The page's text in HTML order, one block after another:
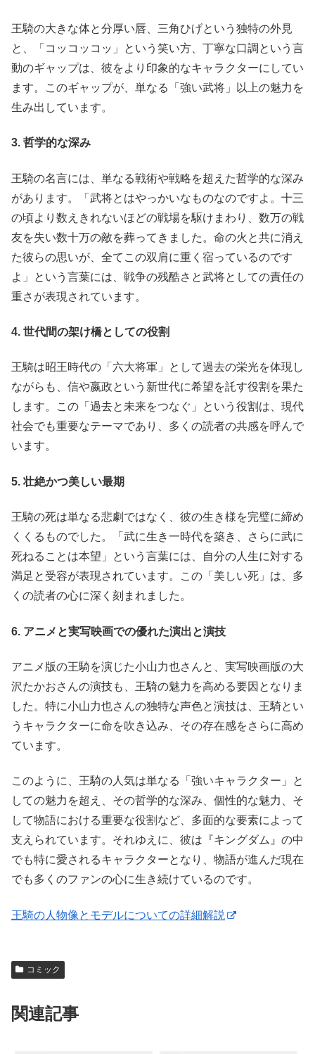
王騎の大きな体と分厚い唇、三角ひげという独特の外見
と、「コッコッコッ」という笑い方、丁寧な口調という言
動のギャップは、彼をより印象的なキャラクターにしてい
ます。このギャップが、単なる「強い武将」以上の魅力を
生み出しています。
3. 哲学的な深み
王騎の名言には、単なる戦術や戦略を超えた哲学的な深み
があります。「武将とはやっかいなものなのですよ。十三
の頃より数えきれないほどの戦場を駆けまわり、数万の戦
友を失い数十万の敵を葬ってきました。命の火と共に消え
た彼らの思いが、全てこの双肩に重く宿っているのです
よ」という言葉には、戦争の残酷さと武将としての責任の
重さが表現されています。
4. 世代間の架け橋としての役割
王騎は昭王時代の「六大将軍」として過去の栄光を体現し
ながらも、信や嬴政という新世代に希望を託す役割を果た
します。この「過去と未来をつなぐ」という役割は、現代
社会でも重要なテーマであり、多くの読者の共感を呼んで
います。
5. 壮絶かつ美しい最期
王騎の死は単なる悲劇ではなく、彼の生き様を完璧に締め
くくるものでした。「武に生き一時代を築き、さらに武に
死ねることは本望」という言葉には、自分の人生に対する
満足と受容が表現されています。この「美しい死」は、多
くの読者の心に深く刻まれました。
6. アニメと実写映画での優れた演出と演技
アニメ版の王騎を演じた小山力也さんと、実写映画版の大
沢たかおさんの演技も、王騎の魅力を高める要因となりま
した。特に小山力也さんの独特な声色と演技は、王騎とい
うキャラクターに命を吹き込み、その存在感をさらに高め
ています。
このように、王騎の人気は単なる「強いキャラクター」と
しての魅力を超え、その哲学的な深み、個性的な魅力、そ
して物語における重要な役割など、多面的な要素によって
支えられています。それゆえに、彼は『キングダム』の中
でも特に愛されるキャラクターとなり、物語が進んだ現在
でも多くのファンの心に生き続けているのです。
王騎の人物像とモデルについての詳細解説
コミック
関連記事